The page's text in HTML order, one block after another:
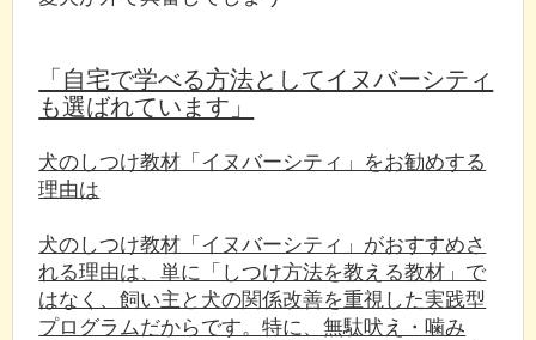
「自宅で学べる方法としてイヌバーシティ
も選ばれています」
犬のしつけ教材「イヌバーシティ」をお勧めする
理由は
犬のしつけ教材「イヌバーシティ」がおすすめさ
れる理由は、単に「しつけ方法を教える教材」で
はなく、飼い主と犬の関係改善を重視した実践型
プログラムだからです。特に、無駄吠え・噛み